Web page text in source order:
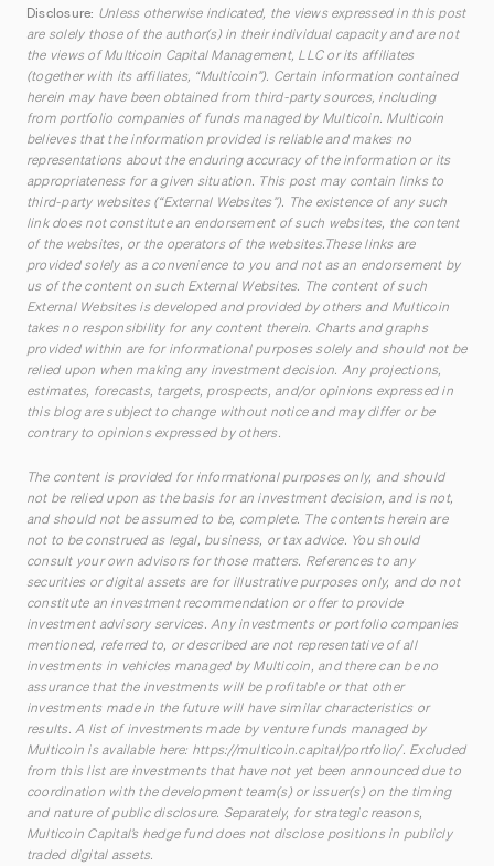
Disclosure: Unless otherwise indicated, the views expressed in this post
are solely those of the author(s) in their individual capacity and are not
the views of Multicoin Capital Management, LLC or its affiliates
(together with its affiliates, “Multicoin”). Certain information contained
herein may have been obtained from third-party sources, including
from portfolio companies of funds managed by Multicoin. Multicoin
believes that the information provided is reliable and makes no
representations about the enduring accuracy of the information or its
appropriateness for a given situation. This post may contain links to
third-party websites (“External Websites”). The existence of any such
link does not constitute an endorsement of such websites, the content
of the websites, or the operators of the websites.These links are
provided solely as a convenience to you and not as an endorsement by
us of the content on such External Websites. The content of such
External Websites is developed and provided by others and Multicoin
takes no responsibility for any content therein. Charts and graphs
provided within are for informational purposes solely and should not be
relied upon when making any investment decision. Any projections,
estimates, forecasts, targets, prospects, and/or opinions expressed in
this blog are subject to change without notice and may differ or be
contrary to opinions expressed by others.
The content is provided for informational purposes only, and should
not be relied upon as the basis for an investment decision, and is not,
and should not be assumed to be, complete. The contents herein are
not to be construed as legal, business, or tax advice. You should
consult your own advisors for those matters. References to any
securities or digital assets are for illustrative purposes only, and do not
constitute an investment recommendation or offer to provide
investment advisory services. Any investments or portfolio companies
mentioned, referred to, or described are not representative of all
investments in vehicles managed by Multicoin, and there can be no
assurance that the investments will be profitable or that other
investments made in the future will have similar characteristics or
results. A list of investments made by venture funds managed by
Multicoin is available here: https://multicoin.capital/portfolio/. Excluded
from this list are investments that have not yet been announced due to
coordination with the development team(s) or issuer(s) on the timing
and nature of public disclosure. Separately, for strategic reasons,
Multicoin Capital’s hedge fund does not disclose positions in publicly
traded digital assets.